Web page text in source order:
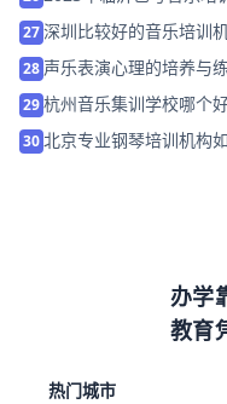
27深圳比较好的音乐培训
28 声乐表演心理的培养与
29杭州音乐集训学校哪个
30 北京专业钢琴培训机构
办学
教育
热门城市